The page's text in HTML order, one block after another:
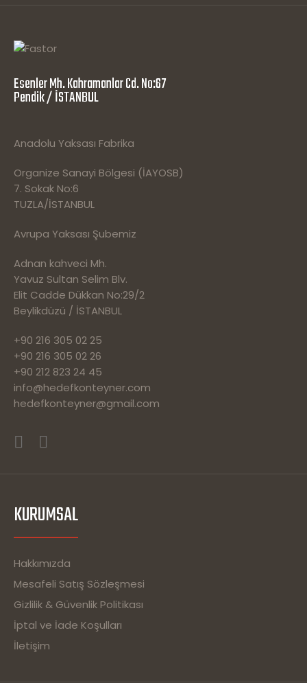
Esenler Mh. Kahramanlar Cd. No:67
Pendik / İSTANBUL
Anadolu Yaksası Fabrika
Organize Sanayi Bölgesi (İAYOSB)
7. Sokak No:6
TUZLA/İSTANBUL
Avrupa Yaksası Şubemiz
Adnan kahveci Mh.
Yavuz Sultan Selim Blv.
Elit Cadde Dükkan No:29/2
Beylikdüzü / İSTANBUL
+90 216 305 02 25
+90 216 305 02 26
+90 212 823 24 45
info@hedefkonteyner.com
hedefkonteyner@gmail.com
KURUMSAL
Hakkımızda
Mesafeli Satış Sözleşmesi
Gizlilik & Güvenlik Politikası
İptal ve İade Koşulları
İletişim